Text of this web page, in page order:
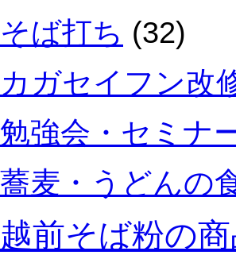
そば打ち (32)
カガセイフン改
勉強会・セミナ
蕎麦・うどんの
越前そば粉の